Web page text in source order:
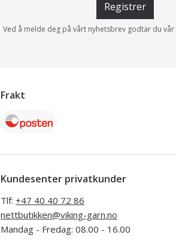
Registrer
Ved å melde deg på vårt nyhetsbrev godtar du vår
Frakt
Kundesenter privatkunder
Tlf: +47 40 40 72 86
nettbutikken@viking-garn.no
Mandag - Fredag: 08.00 - 16.00